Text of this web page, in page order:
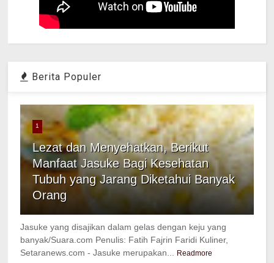
Berita Populer
1
Lezat dan Menyehatkan, Berikut
Manfaat Jasuke Bagi Kesehatan
Tubuh yang Jarang Diketahui Banyak
Orang
Jasuke yang disajikan dalam gelas dengan keju yang
banyak/Suara.com Penulis: Fatih Fajrin Faridi Kuliner,
Setaranews.com - Jasuke merupakan...
Readmore